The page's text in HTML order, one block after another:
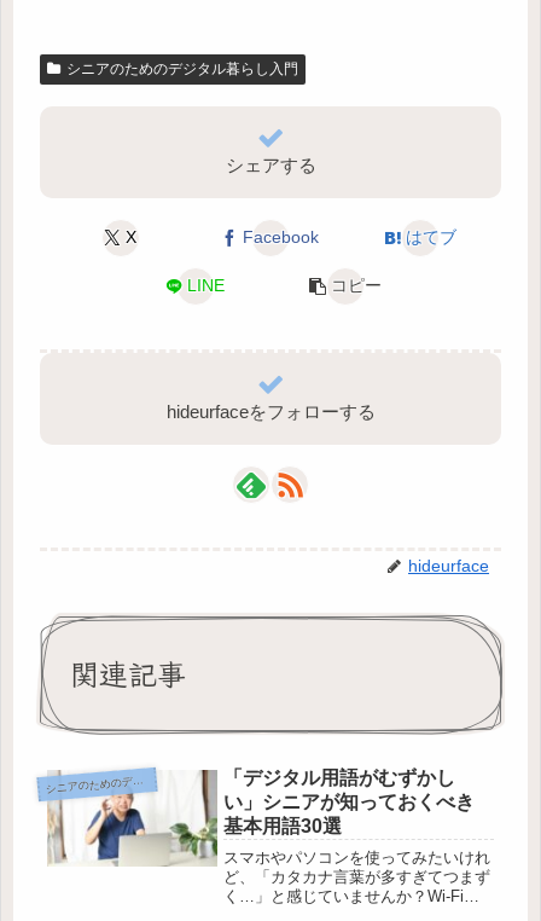
シニアのためのデジタル暮らし入門
シェアする
X Facebook はてブ
LINE コピー
hideurfaceをフォローする
hideurface
関連記事
シニアのためのデジタル暮らし入門
「デジタル用語がむずかし
い」シニアが知っておくべき
基本用語30選
スマホやパソコンを使ってみたいけれ
ど、「カタカナ言葉が多すぎてつまず
く…」と感じていませんか？Wi-Fi、